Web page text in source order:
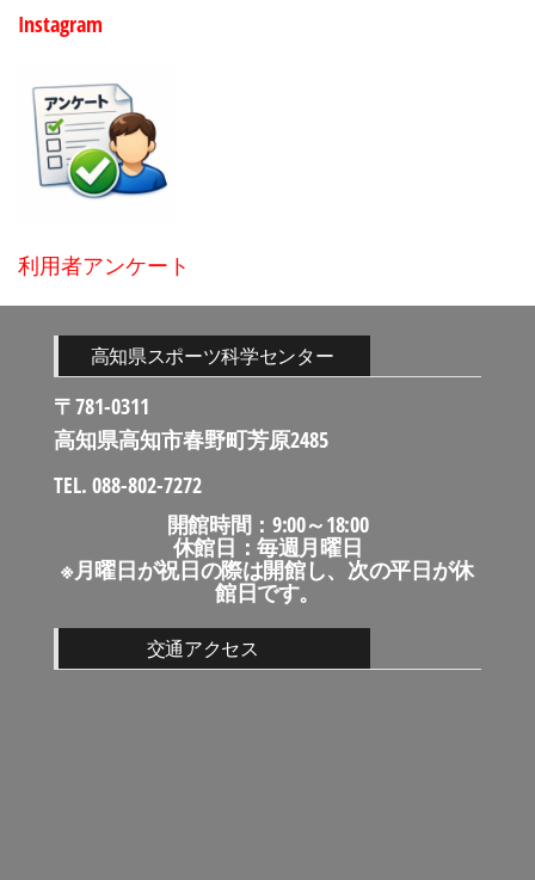
Instagram
利用者アンケート
高知県スポーツ科学センター
〒781-0311
高知県高知市春野町芳原2485
TEL. 088-802-7272
開館時間：9:00～18:00
休館日：毎週月曜日
※月曜日が祝日の際は開館し、次の平日が休
館日です。
交通アクセス